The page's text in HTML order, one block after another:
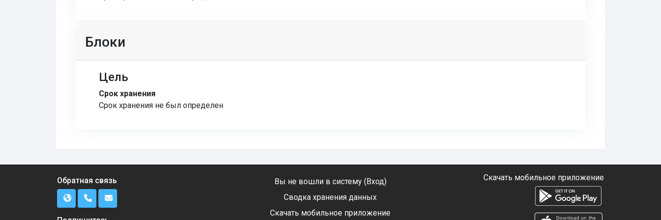
Блоки
Цель
Срок хранения
Срок хранения не был определен
Обратная связь Вы не вошли в систему (Вход)
Сводка хранения данных
Скачать мобильное приложение
Скачать мобильное приложение